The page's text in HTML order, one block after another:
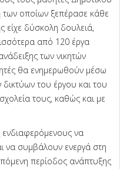
των οποίων ξεπέρασε κάθε
είχε δύσκολη δουλειά,
από 120 έργα
των νικητών
θα ενημερωθούν μέσω
δικτύων του έργου και του
τους, καθώς και με
ενδιαφερόμενους να
να συμβάλουν ενεργά στη
περίοδος ανάπτυξης